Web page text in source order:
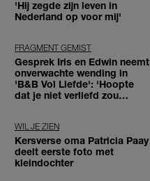
'Hij zegde zijn leven in
Nederland op voor mij'
FRAGMENT GEMIST
Gesprek Iris en Edwin neemt
onverwachte wending in
'B&B Vol Liefde': 'Hoopte
dat je niet verliefd zou
WIL JE ZIEN
Kersverse oma Patricia Paay
deelt eerste foto met
kleindochter